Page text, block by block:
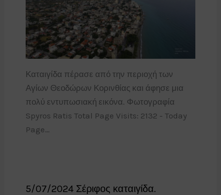
Καταιγίδα πέρασε από την περιοχή των
Αγίων Θεοδώρων Κορινθίας και άφησε μια
πολύ εντυπωσιακή εικόνα. Φωτογραφία
Spyros Ratis Total Page Visits: 2132 - Today
Page…
5/07/2024 Σέριφος καταιγίδα.